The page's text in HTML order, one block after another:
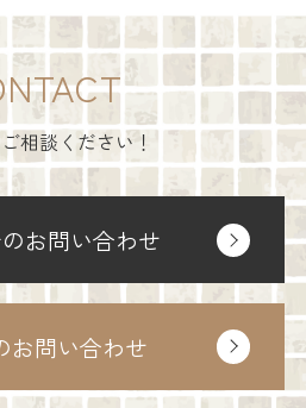
相談ください！
お問い合わせ
お問い合わせ